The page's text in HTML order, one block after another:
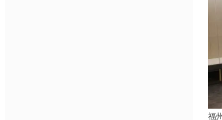
福